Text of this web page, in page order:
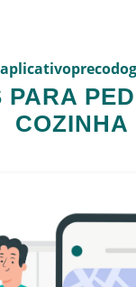
PARA
COZINHA